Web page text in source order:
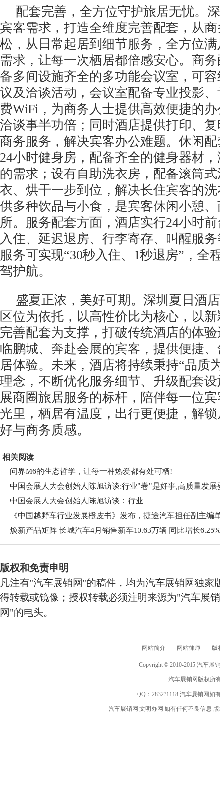
配套完善，全方位守护旅居无忧。
宾客需求，打造全维度完善配套，从
松，从日常起居到细节服务，全方位
需求，让每一次栖居都倍感安心。商
备多间设施齐全的多功能会议室，可
议及洽谈活动，会议室配备专业投影
费WiFi，为商务人士提供高效便捷的
洽谈事半功倍；同时酒店提供打印、
商务服务，解决宾客办公难题。休闲
24小时健身房，配备齐全的健身器材
的需求；设有自助洗衣房，配备滚筒
衣、烘干一步到位，解决长住宾客的
供多种饮品与小食，是宾客休闲小憩
所。服务配套方面，酒店实行24小时
入住、延迟退房、行李寄存、叫醒服
服务可实现“30秒入住、1秒退房”，全
驾护航。
盛夏正浓，美好可期。深圳夏日酒
区位为依托，以高性价比为核心，以
完善配套为支撑，打破传统酒店的体
临鹏城、奔赴会展的宾客，提供便捷
居体验。未来，酒店将持续秉持“品质
理念，不断优化服务细节、升级配套
展商圈旅居服务的标杆，陪伴每一位
光里，栖居有温度，出行更便捷，解
好与商务质感。
相关阅读
问界M6的生态哲学，让每一种热爱都有处可栖!
中国会展人大会创始人陈旭访谈:行业"卷"是好事,高质量发展
抓
中国会展人大会创始人陈旭访谈：行业
《中国越野车行业发展橙皮书》发布，捷途汽车担任副主编
焕新产品矩阵 长城汽车4月销售新车10.63万辆 同比增长6.25%
版权和免责申明
凡注有"汽车展销网"的稿件，均为汽车展销网独家
得转载或镜像；授权转载必须注明来源为"汽车展
网"的电头。
网站简介 网站律师 版
Copyright © 2010-2015 汽车展
汽车展销网版权所
QQ： 283271118汽车展销网如
汽车展销网 文明办网 如有任何不良信息